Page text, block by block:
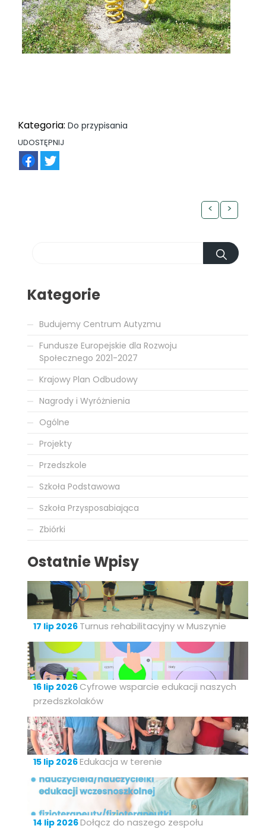
Kategoria: Do przypisania
UDOSTĘPNIJ
< >
Kategorie
Budujemy Centrum Autyzmu
Fundusze Europejskie dla Rozwoju
Społecznego 2021-2027
Krajowy Plan Odbudowy
Nagrody i Wyróżnienia
Ogólne
Projekty
Przedszkole
Szkoła Podstawowa
Szkoła Przysposabiająca
Zbiórki
Ostatnie Wpisy
17 lip 2026 Turnus rehabilitacyjny w Muszynie
16 lip 2026 Cyfrowe wsparcie edukacji naszych
przedszkolaków
15 lip 2026Edukacja w terenie
14 lip 2026Dołącz do naszego zespołu